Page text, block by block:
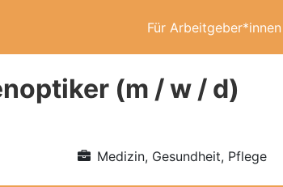
Für Arbeitgeber*innen
(m / w / d)
Medizin, Gesundheit, Pflege